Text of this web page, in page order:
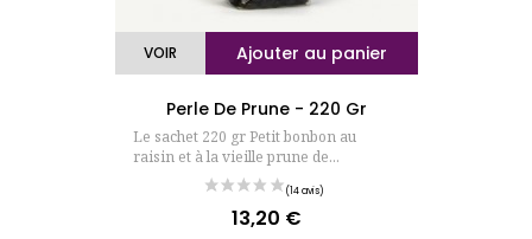
Ajouter au panier
VOIR
Perle De Prune - 220 Gr
Le sachet 220 gr Petit bonbon au
raisin et à la vieille prune de...
Prix
13,20 €